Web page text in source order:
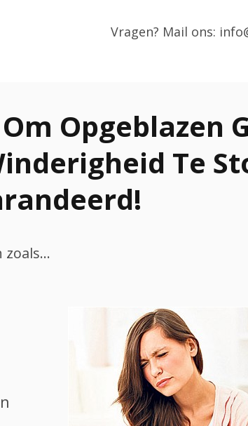
Vragen? Mail ons:
Opgeblazen
Te